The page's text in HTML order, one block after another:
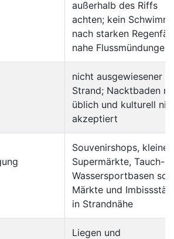
außerhalb des Riffs
achten; kein
nach starken
nahe Flussmündungen
nicht ausgewiesener
Strand; Nacktbaden
üblich und kulturell
akzeptiert
Souvenirshops, kleine
Supermärkte, Tauch-
Wassersportbasen
Märkte und
in Strandnähe
Liegen und